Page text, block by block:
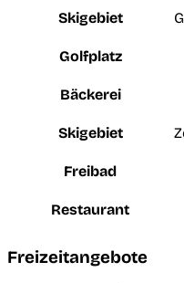
Skigebiet
Golfplatz
Bäckerei
Skigebiet
Freibad
Restaurant
Freizeitangebote